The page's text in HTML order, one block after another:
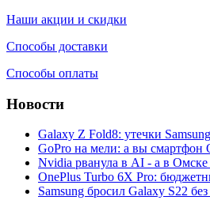
Наши акции и скидки
Способы доставки
Способы оплаты
Новости
Galaxy Z Fold8: утечки
GoPro на мели: а вы смартфон
Nvidia рванула в AI - а в
OnePlus Turbo 6X Pro:
Samsung бросил Galaxy S22